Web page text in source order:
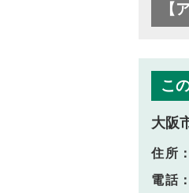
【
こ
大阪
住所：
電話：